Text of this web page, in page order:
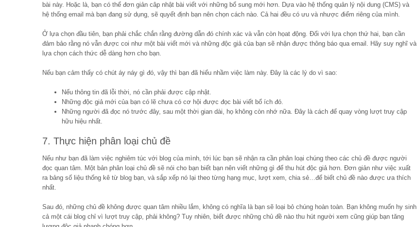
bài này. Hoặc là, bạn có thể đơn giản câp nhật bài viết với những bổ sung mới hơn. Dựa vào hệ thống quản lý nội dung (CMS) và
hệ thống email mà bạn đang sử dụng, sẽ quyết định bạn nên chọn cách nào. Cả hai đều có ưu và nhược điểm riêng của mình.
Ở lựa chọn đầu tiên, bạn phải chắc chắn rằng đường dẫn đó chính xác và vẫn còn họat động. Đối với lựa chọn thứ hai, bạn cần
đảm bảo rằng nó vẫn được coi như một bài viết mới và những độc giả của bạn sẽ nhận được thông báo qua email. Hãy suy nghĩ và
lựa chọn cách thức dễ dàng hơn cho bạn.
Nếu bạn cảm thấy có chút áy náy gì đó, vậy thì bạn đã hiểu nhầm việc làm này. Đây là các lý do vì sao:
Nếu thông tin đã lỗi thời, nó cần phải được cập nhật.
Những độc giả mới của bạn có lẽ chưa có cơ hội được đọc bài viết bổ ích đó.
Những người đã đọc nó trước đây, sau một thời gian dài, họ không còn nhớ nữa. Đây là cách để quay vòng lượt truy cập
hữu hiệu nhất.
7. Thực hiện phân loại chủ đề
Nếu như bạn đã làm việc nghiêm túc với blog của mình, tới lúc bạn sẽ nhận ra cần phân loại chúng theo các chủ đề được người
đọc quan tâm. Một bản phân loại chủ đề sẽ nói cho bạn biết bạn nên viết những gì để thu hút độc giả hơn. Đơn giản như việc xuất
ra bảng số liệu thống kê từ blog bạn, và sắp xếp nó lại theo từng hạng mục, lượt xem, chia sẻ…để biết chủ đề nào được ưa thích
nhất.
Sau đó, những chủ đề không được quan tâm nhiều lắm, không có nghĩa là bạn sẽ loại bỏ chúng hoàn toàn. Bạn không muốn hy sinh
cả một cái blog chỉ vì lượt truy cập, phải không? Tuy nhiên, biết được những chủ đề nào thu hút người xem cũng giúp bạn tăng